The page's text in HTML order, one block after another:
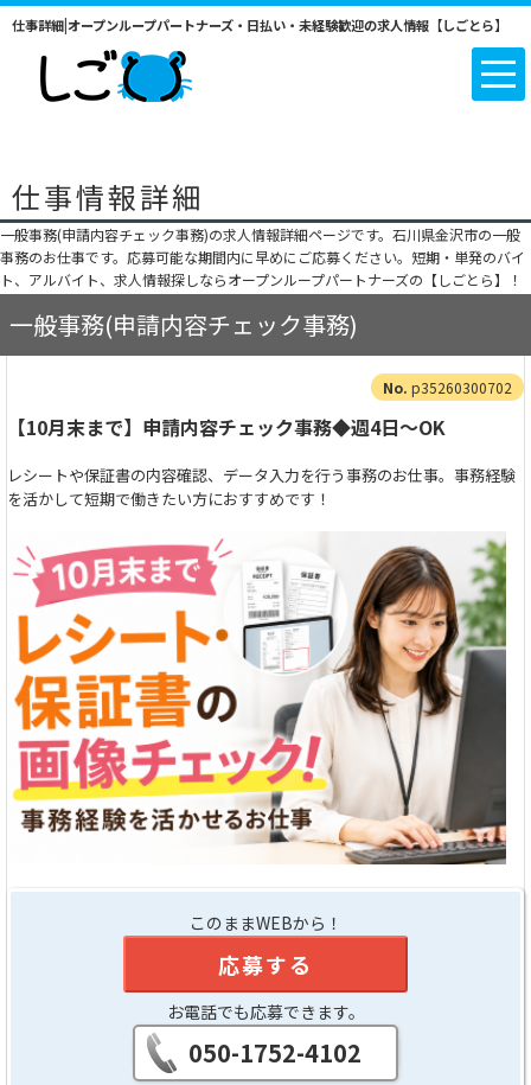
仕事詳細|オープンループパートナーズ・日払い・未経験歓迎の求人情報【しごとら】
仕事情報詳細
一般事務(申請内容チェック事務)の求人情報詳細ページです。石川県金沢市の一般
事務のお仕事です。応募可能な期間内に早めにご応募ください。短期・単発のバイ
ト、アルバイト、求人情報探しならオープンループパートナーズの【しごとら】！
一般事務(申請内容チェック事務)
p35260300702
【10月末まで】申請内容チェック事務◆週4日～OK
レシートや保証書の内容確認、データ入力を行う事務のお仕事。事務経験
を活かして短期で働きたい方におすすめです！
このままWEBから！
応募する
お電話でも応募できます。
050-1752-4102